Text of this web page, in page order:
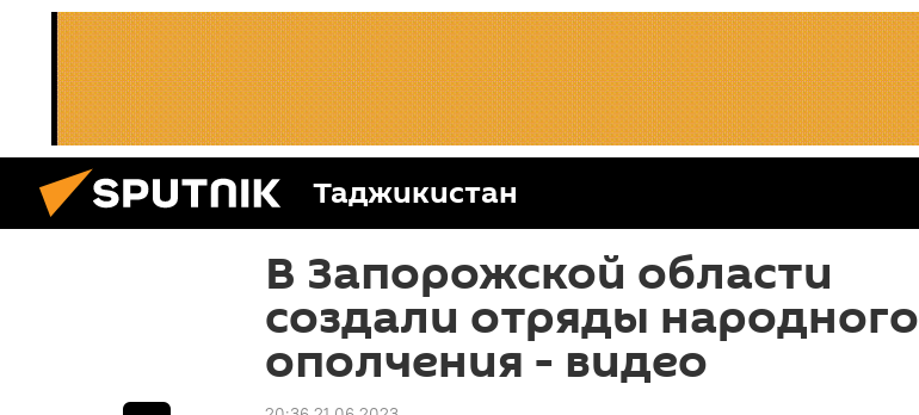
Таджикистан
В Запорожской области
создали отряды народного
ополчения - видео